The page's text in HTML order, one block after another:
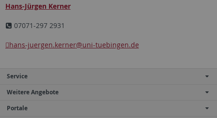
Hans-Jürgen Kerner
07071-297 2931
hans-juergen.kerner@uni-tuebingen.de
Service
Weitere Angebote
Portale